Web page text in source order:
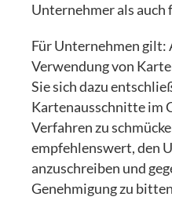
Unternehmer als auch
Für Unternehmen gilt:
Verwendung von
Sie sich dazu
Kartenausschnitte im
Verfahren zu
empfehlenswert, den
anzuschreiben und
Genehmigung zu